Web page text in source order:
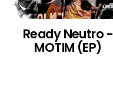
Ready Neutro -
MOTIM (EP)